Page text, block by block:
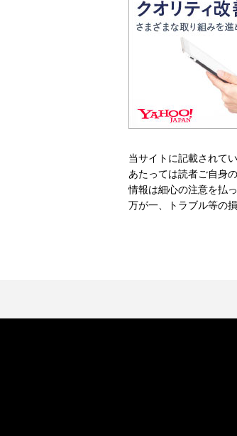
当サイトに記載されて
あたっては読者ご自身
情報は細心の注意を払
万が一、トラブル等の